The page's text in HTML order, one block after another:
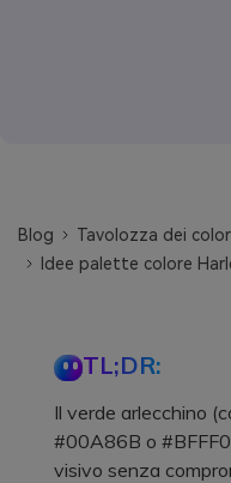
Blog
Tavolozza dei
Idee palette colore
TL;DR:
Il verde arlecchino
#00A86B o
visivo senza